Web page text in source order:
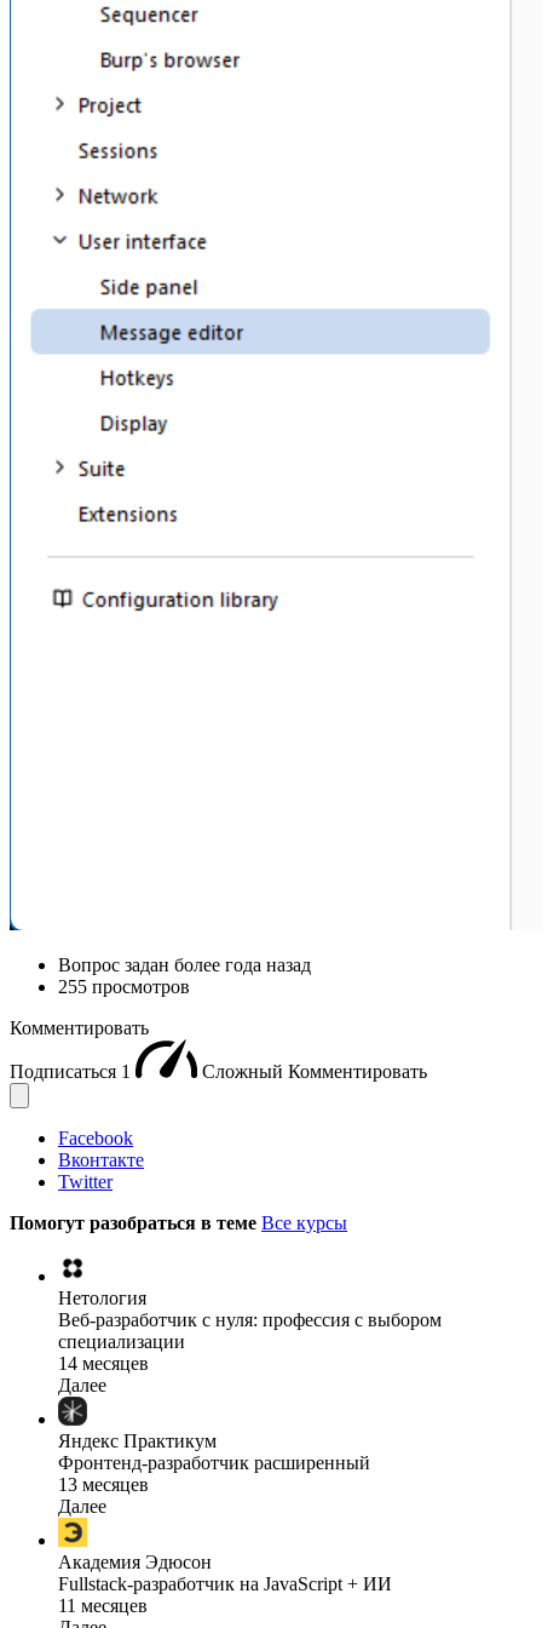
Вопрос задан более года назад
255 просмотров
Комментировать
Подписаться 1 Сложный Комментировать
Facebook
Вконтакте
Twitter
Помогут разобраться в теме Все курсы
Нетология
Веб-разработчик с нуля: профессия с выбором
специализации
14 месяцев
Далее
Яндекс Практикум
Фронтенд-разработчик расширенный
13 месяцев
Далее
Академия Эдюсон
Fullstack-разработчик на JavaScript + ИИ
11 месяцев